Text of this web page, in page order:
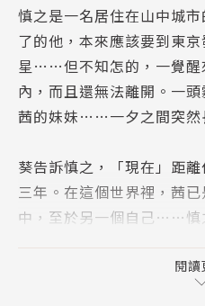
慎之是一名居住在山中城
了的他，本來應該要到東
星……但不知怎的，一覺醒
內，而且還無法離開。一
茜的妹妹……一夕之間突然長
葵告訴慎之，「現在」距
三年。在這個世界裡，茜
中，至於另一個自己……慎
過去的夢想實現了……可是
閱讀